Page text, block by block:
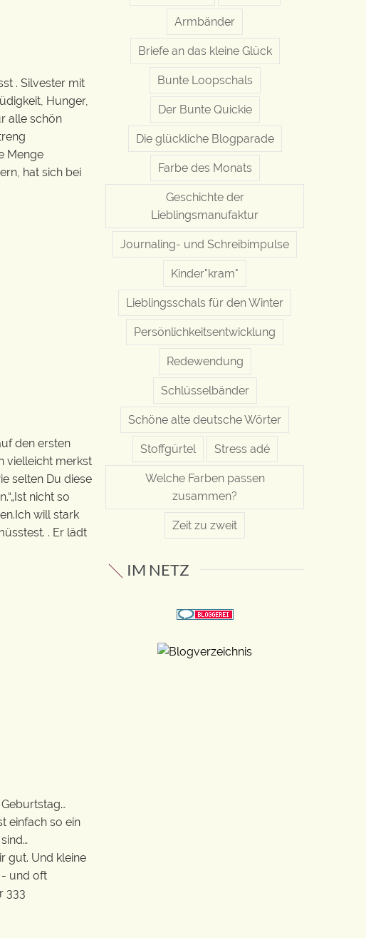
. Silvester mit
Hunger,
alle schön
Menge
hat sich bei
den ersten
vielleicht merkst
selten Du diese
nicht so
will stark
. Er lädt
einfach so ein
gut. Und kleine
- und oft
333
Armbänder
Briefe an das kleine Glück
Bunte Loopschals
Der Bunte Quickie
Die glückliche Blogparade
Farbe des Monats
Geschichte der
Lieblingsmanufaktur
Journaling- und Schreibimpulse
Kinder"kram"
Lieblingsschals für den Winter
Persönlichkeitsentwicklung
Redewendung
Schlüsselbänder
Schöne alte deutsche Wörter
Stoffgürtel Stress adé
Welche Farben passen
zusammen?
Zeit zu zweit
IM NETZ